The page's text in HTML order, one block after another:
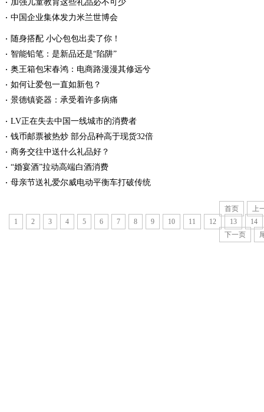
加强儿童教育这些礼品必不可少
中国企业集体发力米兰世博会
随身搭配 小心包包出卖了你！
智能铅笔：是新品还是“陷阱”
奥王箱包宋春鸿：电商路漫漫其修远兮
如何让爱包一直如新包？
景德镇瓷器：承受着许多病痛
LV正在失去中国一线城市的消费者
钱币邮票被热炒 部分品种高于现货32倍
商务交往中送什么礼品好？
“婚宴酒”拉动高端白酒消费
母亲节送礼爱尔威电动平衡车打破传统
首页
上
1
2 3 4 5 6 7 8 9 10 11 12 13
14
下一页